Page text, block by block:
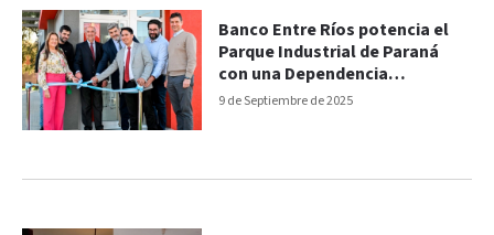
9 de Septiembre de 2025
Banco Entre Ríos potencia el
Parque Industrial de Paraná
con una Dependencia
Automatizada